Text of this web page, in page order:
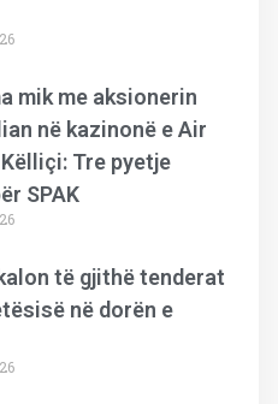
mik me aksionerin
në kazinonë e Air
Tre pyetje
SPAK
të gjithë tenderat
në dorën e